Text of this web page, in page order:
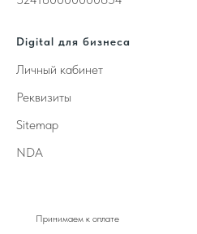
Digital для бизнеса
Личный кабинет
Реквизиты
Sitemap
NDA
Принимаем к оплате